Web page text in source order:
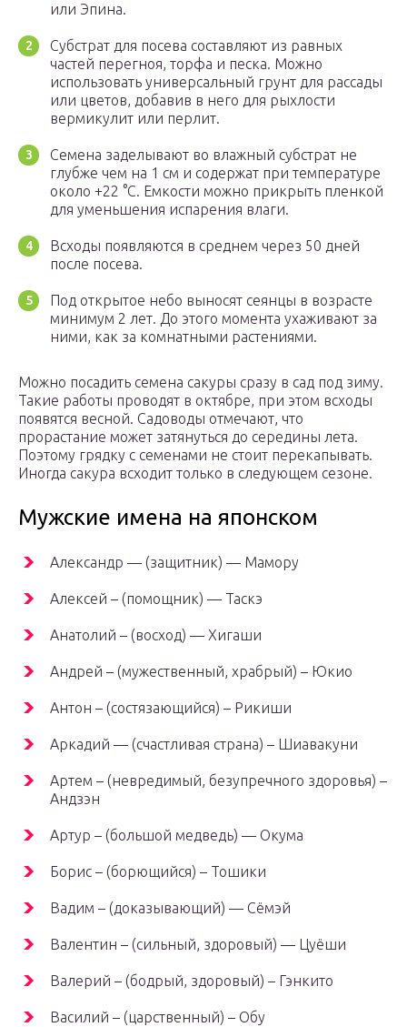
или Эпина.
Субстрат для посева составляют из равных
частей перегноя, торфа и песка. Можно
использовать универсальный грунт для рассады
или цветов, добавив в него для рыхлости
вермикулит или перлит.
Семена заделывают во влажный субстрат не
глубже чем на 1 см и содержат при температуре
около +22 °С. Емкости можно прикрыть пленкой
для уменьшения испарения влаги.
Всходы появляются в среднем через 50 дней
после посева.
Под открытое небо выносят сеянцы в возрасте
минимум 2 лет. До этого момента ухаживают за
ними, как за комнатными растениями.
Можно посадить семена сакуры сразу в сад под зиму.
Такие работы проводят в октябре, при этом всходы
появятся весной. Садоводы отмечают, что
прорастание может затянуться до середины лета.
Поэтому грядку с семенами не стоит перекапывать.
Иногда сакура всходит только в следующем сезоне.
Мужские имена на японском
Александр — (защитник) — Мамору
Алексей – (помощник) — Таскэ
Анатолий – (восход) — Хигаши
Андрей – (мужественный, храбрый) – Юкио
Антон – (состязающийся) – Рикиши
Аркадий — (счастливая страна) – Шиавакуни
Артем – (невредимый, безупречного здоровья) –
Андзэн
Артур – (большой медведь) — Окума
Борис – (борющийся) – Тошики
Вадим – (доказывающий) — Сёмэй
Валентин – (сильный, здоровый) — Цуёши
Валерий – (бодрый, здоровый) – Гэнкито
Василий – (царственный) – Обу